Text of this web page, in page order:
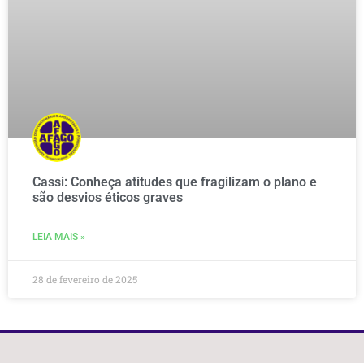
Cassi: Conheça atitudes que fragilizam o plano e
são desvios éticos graves
LEIA MAIS »
28 de fevereiro de 2025